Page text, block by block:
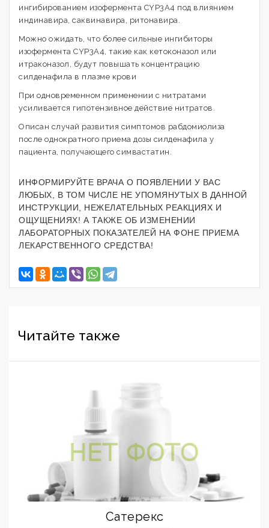
ингибированием изофермента CYP3A4 под влиянием
индинавира, саквинавира, ритонавира.
Можно ожидать, что более сильные ингибиторы
изофермента CYP3A4, такие как кетоконазол или
итраконазол, будут повышать концентрацию
силденафила в плазме крови
При одновременном применении с нитратами
усиливается гипотензивное действие нитратов.
Описан случай развития симптомов рабдомиолиза
после однократного приема дозы силденафила у
пациента, получающего симвастатин.
ИНФОРМИРУЙТЕ ВРАЧА О ПОЯВЛЕНИИ У ВАС
ЛЮБЫХ, В ТОМ ЧИСЛЕ НЕ УПОМЯНУТЫХ В ДАННОЙ
ИНСТРУКЦИИ, НЕЖЕЛАТЕЛЬНЫХ РЕАКЦИЯХ И
ОЩУЩЕНИЯХ! А ТАКЖЕ ОБ ИЗМЕНЕНИИ
ЛАБОРАТОРНЫХ ПОКАЗАТЕЛЕЙ НА ФОНЕ ПРИЕМА
ЛЕКАРСТВЕННОГО СРЕДСТВА!
Читайте также
Сатерекс